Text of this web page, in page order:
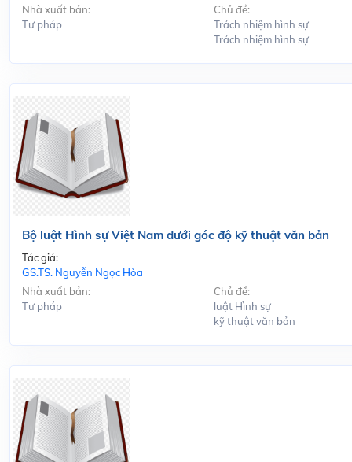
Nhà xuất bản:
Tư pháp
Chủ đề:
Trách nhiệm hình sự
Trách nhiệm hình sự
Bộ luật Hình sự Việt Nam dưới góc độ kỹ thuật văn bản
Tác giả:
GS.TS. Nguyễn Ngọc Hòa
Nhà xuất bản:
Tư pháp
Chủ đề:
luật Hình sự
kỹ thuật văn bản